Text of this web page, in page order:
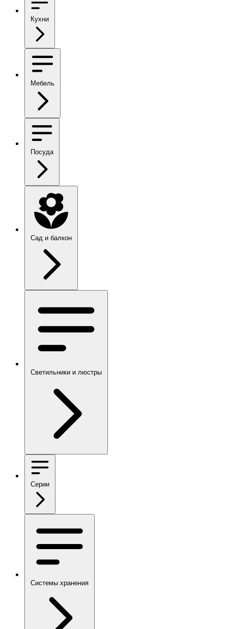
Кухни
Мебель
Посуда
Сад и балкон
Светильники и люстры
Серии
Системы хранения